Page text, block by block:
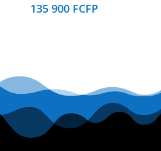
135 900 FCFP